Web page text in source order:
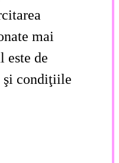
mai
este de
şi condiţiile